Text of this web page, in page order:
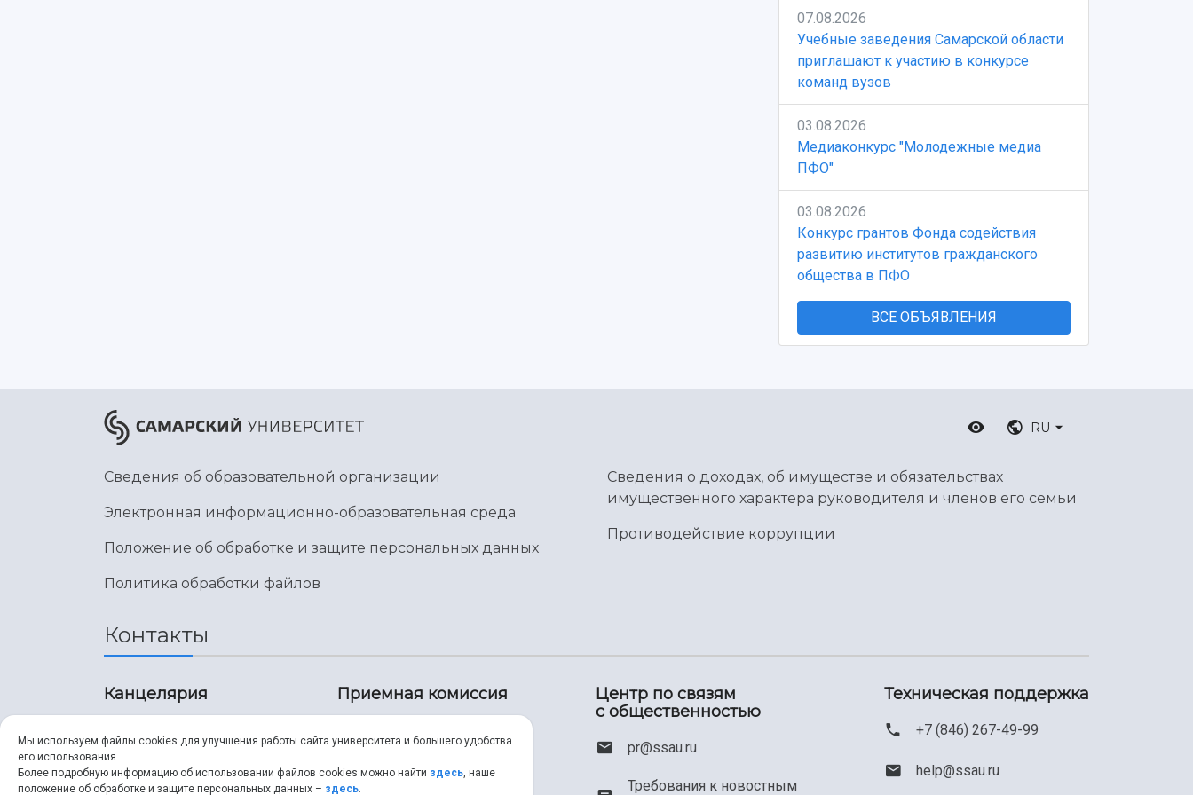
07.08.2026
Учебные заведения Самарской области
приглашают к участию в конкурсе
команд вузов
03.08.2026
Медиаконкурс "Молодежные медиа
ПФО"
03.08.2026
Конкурс грантов Фонда содействия
развитию институтов гражданского
общества в ПФО
ВСЕ ОБЪЯВЛЕНИЯ
RU
Сведения об образовательной организации
Электронная информационно-образовательная среда
Положение об обработке и защите персональных данных
Политика обработки файлов
Сведения о доходах, об имуществе и обязательствах
имущественного характера руководителя и членов его семьи
Противодействие коррупции
Контакты
Канцелярия
8 (846) 267-43-70
Приемная комиссия
8 (846) 267-48-67
Центр по связям
с общественностью
pr@ssau.ru
Требования к новостным
Техническая поддержка
+7 (846) 267-49-99
help@ssau.ru
Мы используем файлы cookies для улучшения работы сайта университета и большего удобства
его использования.
Более подробную информацию об использовании файлов cookies можно найти здесь, наше
положение об обработке и защите персональных данных – здесь.